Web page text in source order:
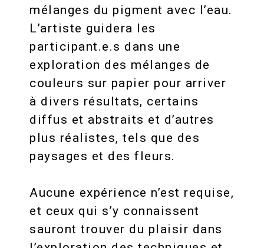
mélanges du pigment avec l’eau.
L’artiste guidera les
participant.e.s dans une
exploration des mélanges de
couleurs sur papier pour arriver
à divers résultats, certains
diffus et abstraits et d’autres
plus réalistes, tels que des
paysages et des fleurs.
Aucune expérience n’est requise,
et ceux qui s’y connaissent
sauront trouver du plaisir dans